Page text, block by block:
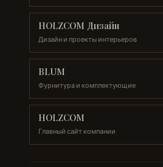
HOLZCOM Дизайн
Дизайн и проекты интерьеров
BLUM
Фурнитура и комплектующие
HOLZCOM
Главный сайт компании